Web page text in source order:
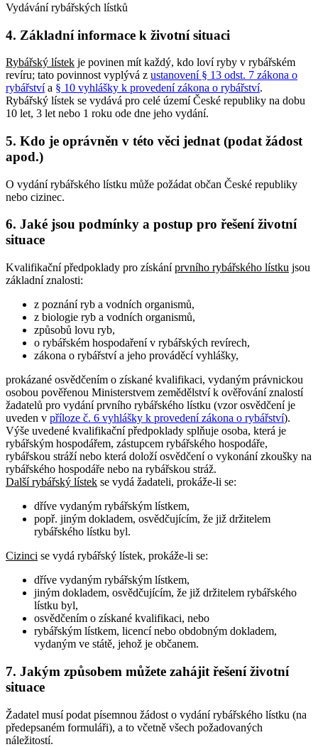
Vydávání rybářských lístků
4. Základní informace k životní situaci
Rybářský lístek je povinen mít každý, kdo loví ryby v rybářském
revíru; tato povinnost vyplývá z ustanovení § 13 odst. 7 zákona o
rybářstvía § 10 vyhlášky k provedení zákona o rybářství.
Rybářský lístek se vydává pro celé území České republiky na dobu
10 let, 3 let nebo 1 roku ode dne jeho vydání.
5. Kdo je oprávněn v této věci jednat (podat žádost
apod.)
O vydání rybářského lístku může požádat občan České republiky
nebo cizinec.
6. Jaké jsou podmínky a postup pro řešení životní
situace
Kvalifikační předpoklady pro získáníprvního rybářského lístku jsou
základní znalosti:
z poznání ryb a vodních organismů,
z biologie ryb a vodních organismů,
způsobů lovu ryb,
o rybářském hospodaření v rybářských revírech,
zákona o rybářství a jeho prováděcí vyhlášky,
prokázané osvědčením o získané kvalifikaci, vydaným právnickou
osobou pověřenou Ministerstvem zemědělství k ověřování znalostí
žadatelů pro vydání prvního rybářského lístku (vzor osvědčení je
uveden v příloze č. 6 vyhlášky k provedení zákona o rybářství).
Výše uvedené kvalifikační předpoklady splňuje osoba, která je
rybářským hospodářem, zástupcem rybářského hospodáře,
rybářskou stráží nebo která doloží osvědčení o vykonání zkoušky na
rybářského hospodáře nebo na rybářskou stráž.
Další rybářský lístek se vydá žadateli, prokáže-li se:
dříve vydaným rybářským lístkem,
popř. jiným dokladem, osvědčujícím, že již držitelem
rybářského lístku byl.
Cizinci se vydá rybářský lístek, prokáže-li se:
dříve vydaným rybářským lístkem,
jiným dokladem, osvědčujícím, že již držitelem rybářského
lístku byl,
osvědčením o získané kvalifikaci, nebo
rybářským lístkem, licencí nebo obdobným dokladem,
vydaným ve státě, jehož je občanem.
7. Jakým způsobem můžete zahájit řešení životní
situace
Žadatel musí podat písemnou žádost o vydání rybářského lístku (na
předepsaném formuláři), a to včetně všech požadovaných
náležitostí.